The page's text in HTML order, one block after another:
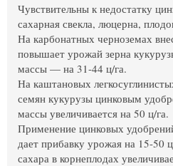
Чувствительны к недостатку
сахарная свекла, люцерна,
На карбонатных черноземах
повышает урожай зерна
массы — на 31-44 ц/га.
На каштановых
семян кукурузы цинковым
массы увеличивается на 50 ц/га.
Применение цинковых
дает прибавку урожая на 15-50
сахара в корнеплодах